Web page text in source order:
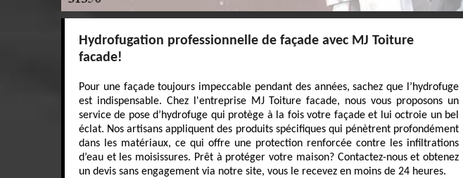
Hydrofugation professionnelle de façade avec MJ Toiture
facade!
Pour une façade toujours impeccable pendant des années, sachez que l’hydrofuge
est indispensable. Chez l'entreprise MJ Toiture facade, nous vous proposons un
service de pose d’hydrofuge qui protège à la fois votre façade et lui octroie un bel
éclat. Nos artisans appliquent des produits spécifiques qui pénètrent profondément
dans les matériaux, ce qui offre une protection renforcée contre les infiltrations
d’eau et les moisissures. Prêt à protéger votre maison? Contactez-nous et obtenez
un devis sans engagement via notre site, vous le recevez en moins de 24 heures.